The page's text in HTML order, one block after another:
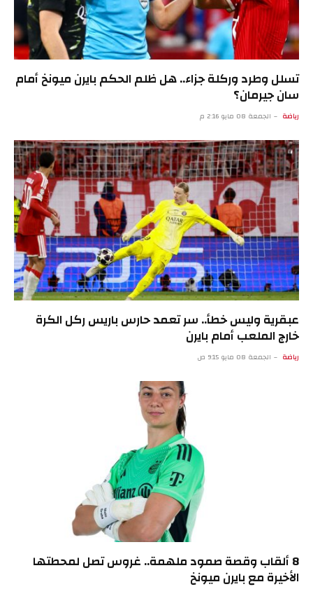
تسلل وطرد وركلة جزاء.. هل ظلم الحكم بايرن ميونخ أمام
سان جيرمان؟
رياضة الجمعة 08 مايو 2:16 م
عبقرية وليس خطأ.. سر تعمد حارس باريس ركل الكرة
خارج الملعب أمام بايرن
رياضة الجمعة 08 مايو 9:15 ص
8 ألقاب وقصة صمود ملهمة.. غروس تصل لمحطتها
الأخيرة مع بايرن ميونخ